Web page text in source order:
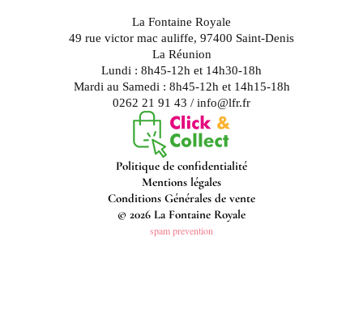
La Fontaine Royale
49 rue victor mac auliffe, 97400 Saint-Denis
La Réunion
Lundi : 8h45-12h et 14h30-18h
Mardi au Samedi : 8h45-12h et 14h15-18h
0262 21 91 43 / info@lfr.fr
Politique de confidentialité
Mentions légales
Conditions Générales de vente
© 2026 La Fontaine Royale
spam prevention